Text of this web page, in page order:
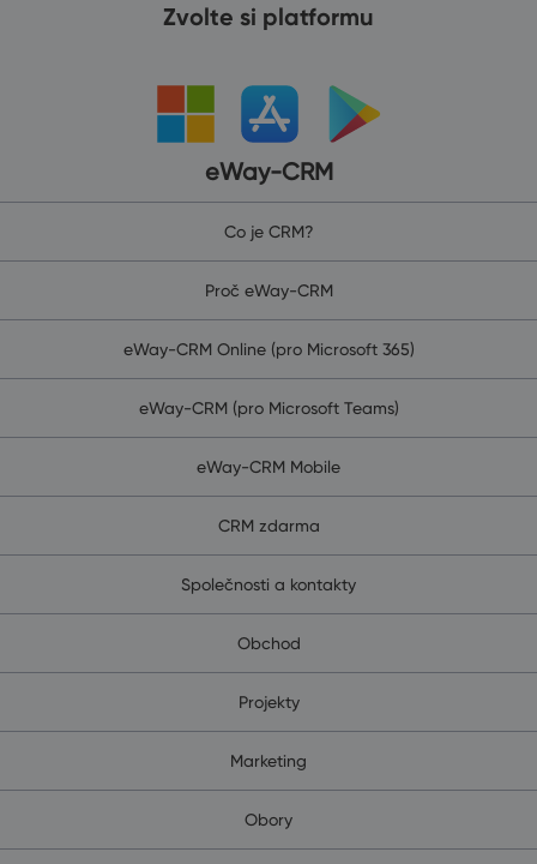
Zvolte si platformu
eWay-CRM
Co je CRM?
Proč eWay-CRM
eWay-CRM Online (pro Microsoft 365)
eWay-CRM (pro Microsoft Teams)
eWay-CRM Mobile
CRM zdarma
Společnosti a kontakty
Obchod
Projekty
Marketing
Obory